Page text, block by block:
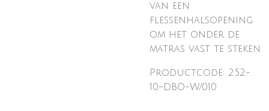
van een
flessenhalsopening
om het onder de
matras vast te steken.
Productcode: 252-
10-DBO-W/010